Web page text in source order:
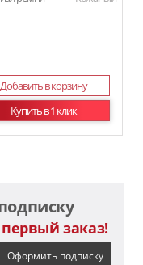
Добавить в корзину
Купить в 1 клик
заказ!